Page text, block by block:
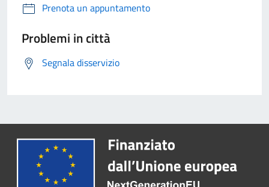
Prenota un appuntamento
Problemi in città
Segnala disservizio